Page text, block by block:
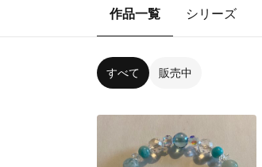
作品一覧 シリーズ
すべて 販売中